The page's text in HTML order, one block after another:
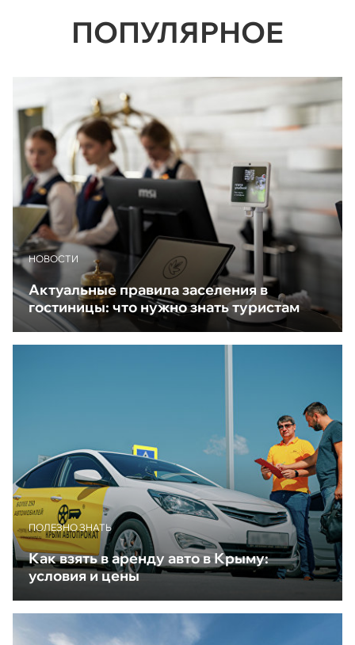
ПОПУЛЯРНОЕ
НОВОСТИ
Актуальные правила заселения в
гостиницы: что нужно знать туристам
ПОЛЕЗНО ЗНАТЬ
Как взять в аренду авто в Крыму:
условия и цены